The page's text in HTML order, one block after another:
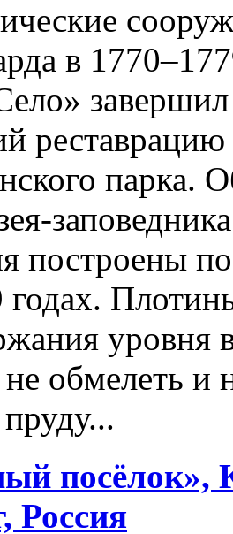
в
парка.
построены
годах.
уровня
обмелеть
посёлок»,
Россия